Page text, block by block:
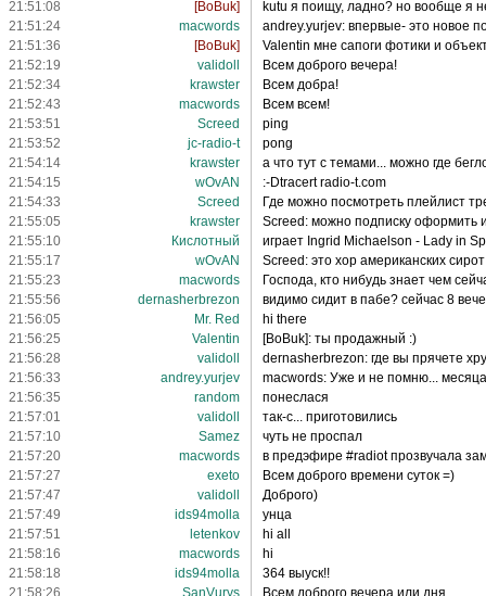
21:51:08
[BoBuk]
kutu я поищу, ладно? но вообще я
21:51:24
macwords
andrey.yurjev: впервые- это новое
21:51:36
[BoBuk]
Valentin мне сапоги фотики и
21:52:19
validoll
Всем доброго вечера!
21:52:34
krawster
Всем добра!
21:52:43
macwords
Всем всем!
21:53:51
Screed
ping
21:53:52
jc-radio-t
pong
21:54:14
krawster
а что тут с темами... можно где
21:54:15
wOvAN
:-Dtracert radio-t.com
21:54:33
Screed
Где можно посмотреть плейлист
21:55:05
krawster
Screed: можно подписку оформить
21:55:10
Кислотный
играет Ingrid Michaelson - Lady in
21:55:17
wOvAN
Screed: это хор американских
21:55:23
macwords
Господа, кто нибудь знает чем
21:55:56
dernasherbrezon
видимо сидит в пабе? сейчас 8
21:56:05
Mr. Red
hi there
21:56:25
Valentin
[BoBuk]: ты продажный :)
21:56:28
validoll
dernasherbrezon: где вы прячете
21:56:33
andrey.yurjev
macwords: Уже и не помню...
21:56:35
random
понеслася
21:57:01
validoll
так-с... приготовились
21:57:10
Samez
чуть не проспал
21:57:20
macwords
в предэфире #radiot прозвучала
21:57:27
exeto
Всем доброго времени суток =)
21:57:47
validoll
Доброго)
21:57:49
ids94molla
унца
21:57:51
letenkov
hi all
21:58:16
macwords
hi
21:58:18
ids94molla
364 выуск!!
21:58:26
SanVurys Всем доброго вечера или дня